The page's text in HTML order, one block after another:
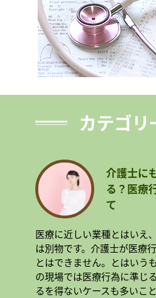
カテゴリ
介護士に
る？医療
て
医療に近しい業種とはいえ
は別物です。介護士が医療
とはできません。とはいう
の現場では医療行為に準じ
るを得ないケースも多いこ